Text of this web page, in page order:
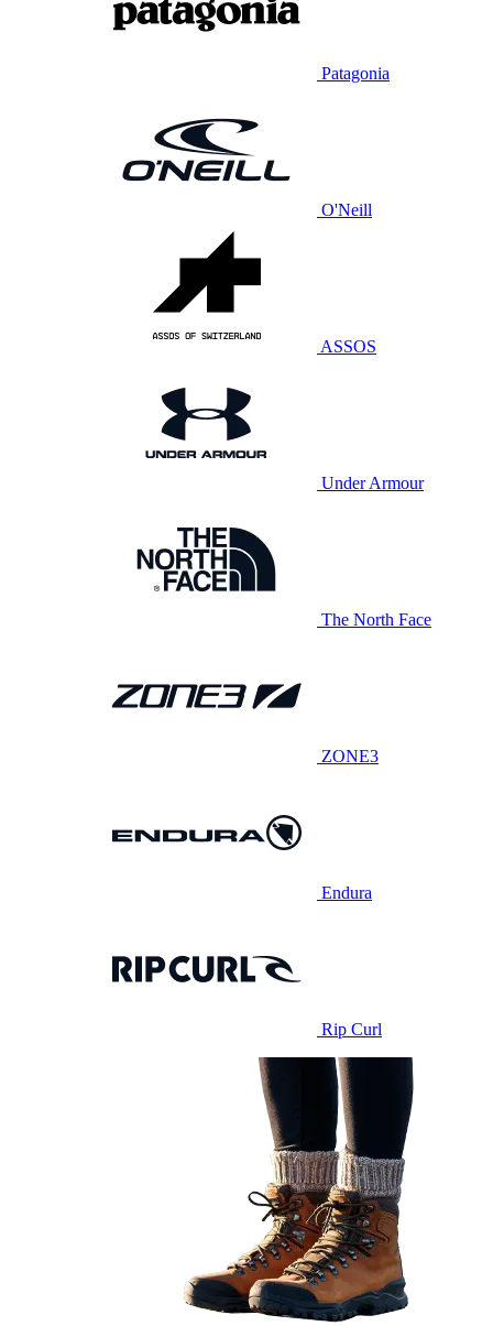
Patagonia
O'Neill
ASSOS
Under Armour
The North Face
ZONE3
Endura
Rip Curl